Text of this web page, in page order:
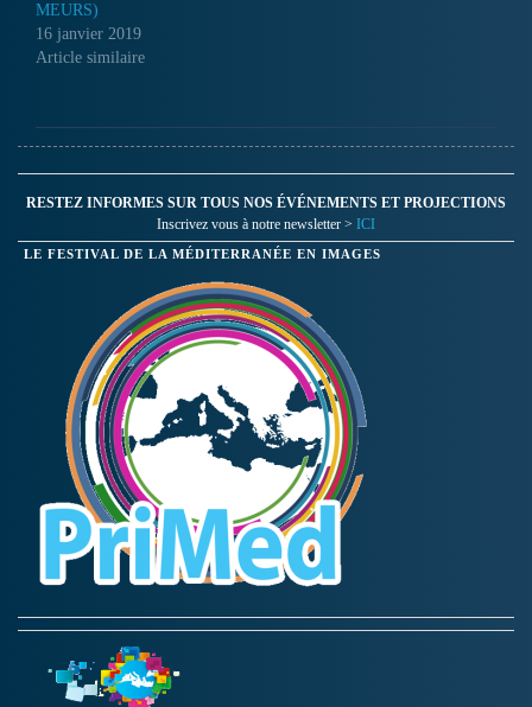
MEURS)
16 janvier 2019
Article similaire
RESTEZ INFORMES SUR TOUS NOS ÉVÉNEMENTS ET PROJECTIONS
Inscrivez vous à notre newsletter > ICI
LE FESTIVAL DE LA MÉDITERRANÉE EN IMAGES